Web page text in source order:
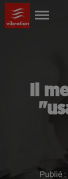
Il
Publié :